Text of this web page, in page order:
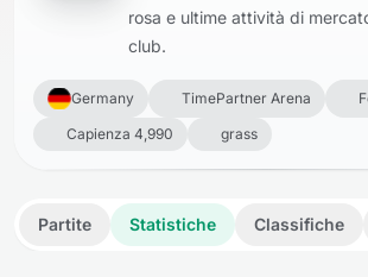
rosa e ultime attività di
club.
Germany TimePartner Arena
Capienza 4,990
grass
Partite Statistiche Classifiche